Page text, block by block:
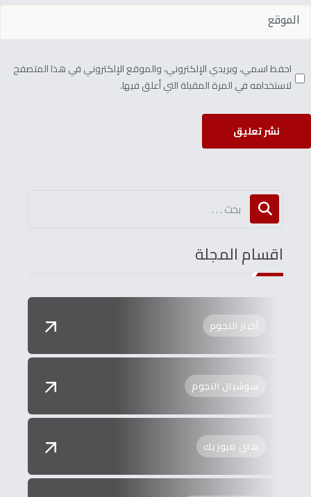
احفظ اسمي، وبريدي الإلكتروني، والموقع الإلكتروني في هذا المتصفح
لاستخدامه في المرة المقبلة التي أعلق فيها.
نشر تعليق
اقسام المجلة
أخبار النجوم
سوشيال النجوم
هاي ميوزيك